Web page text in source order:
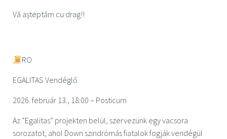
Vă așteptăm cu drag!!
RO
EGALITAS Vendéglő
2026. február 13., 18:00 – Posticum
Az ”Egalitas” projekten belül, szervezünk egy vacsora
sorozatot, ahol Down szindrómás fiatalok fogják vendégül